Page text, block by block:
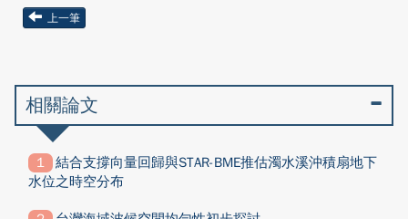
上一筆
相關論文
結合支撐向量回歸與STAR-BME推估濁水溪沖積扇地下
水位之時空分布